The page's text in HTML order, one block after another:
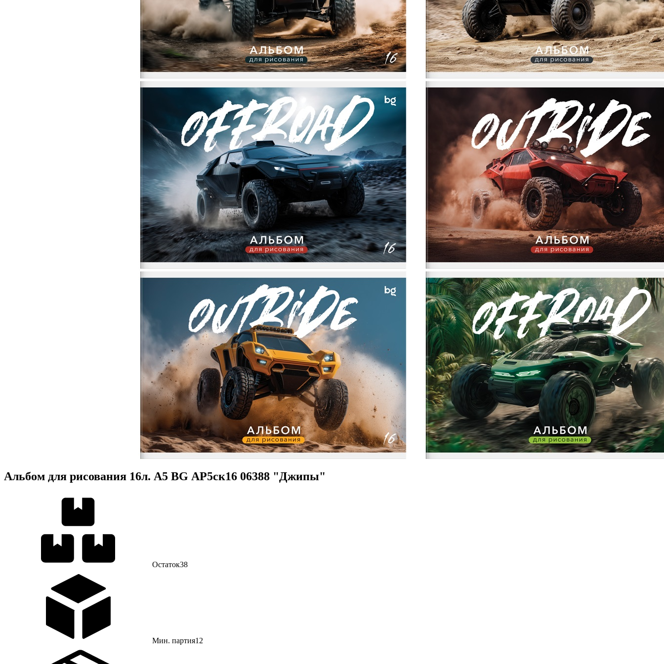
Альбом для рисования 16л. А5 BG АР5ск16 06388 "Джипы"
Остаток38
Мин. партия12